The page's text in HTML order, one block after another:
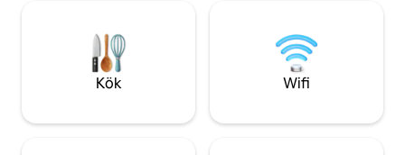
badrum med dusch *Lämpligt för gäster
med begränsad rörlighet
landet kommer vi
om platser och
missas.
Kök Wifi